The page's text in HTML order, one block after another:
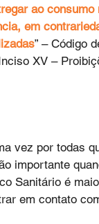
ao consumo
em
” – Código
XV –
vez por todas
importante
Sanitário é
em contato